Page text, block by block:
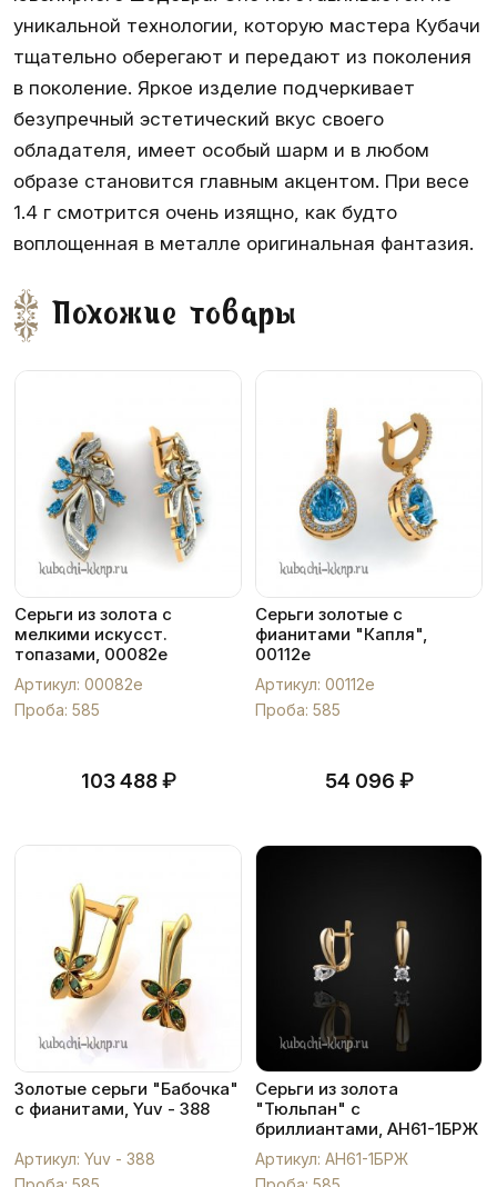
уникальной технологии, которую мастера Кубачи
тщательно оберегают и передают из поколения
в поколение. Яркое изделие подчеркивает
безупречный эстетический вкус своего
обладателя, имеет особый шарм и в любом
образе становится главным акцентом. При весе
1.4 г смотрится очень изящно, как будто
воплощенная в металле оригинальная фантазия.
Похожие товары
Серьги из золота с
мелкими искусст.
топазами, 00082e
Артикул: 00082e
Проба: 585
103 488₽
Серьги золотые с
фианитами "Капля",
00112e
Артикул: 00112e
Проба: 585
54 096 ₽
Золотые серьги "Бабочка"
с фианитами, Yuv - 388
Артикул: Yuv - 388
Серьги из золота
"Тюльпан" с
бриллиантами, АН61-1БРЖ
Артикул: АН61-1БРЖ